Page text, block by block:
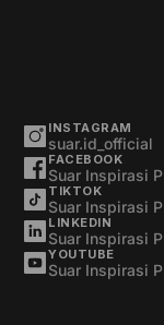
INSTAGRAM
suar.id_official
FACEBOOK
Suar Inspirasi
TIKTOK
Suar Inspirasi
LINKEDIN
Suar Inspirasi
YOUTUBE
Suar Inspirasi